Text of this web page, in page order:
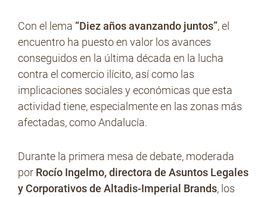
Con el lema “Diez años avanzando juntos”, el
encuentro ha puesto en valor los avances
conseguidos en la última década en la lucha
contra el comercio ilícito, así como las
implicaciones sociales y económicas que esta
actividad tiene, especialmente en las zonas más
afectadas, como Andalucía.
Durante la primera mesa de debate, moderada
por Rocío Ingelmo, directora de Asuntos Legales
y Corporativos de Altadis-Imperial Brands, los